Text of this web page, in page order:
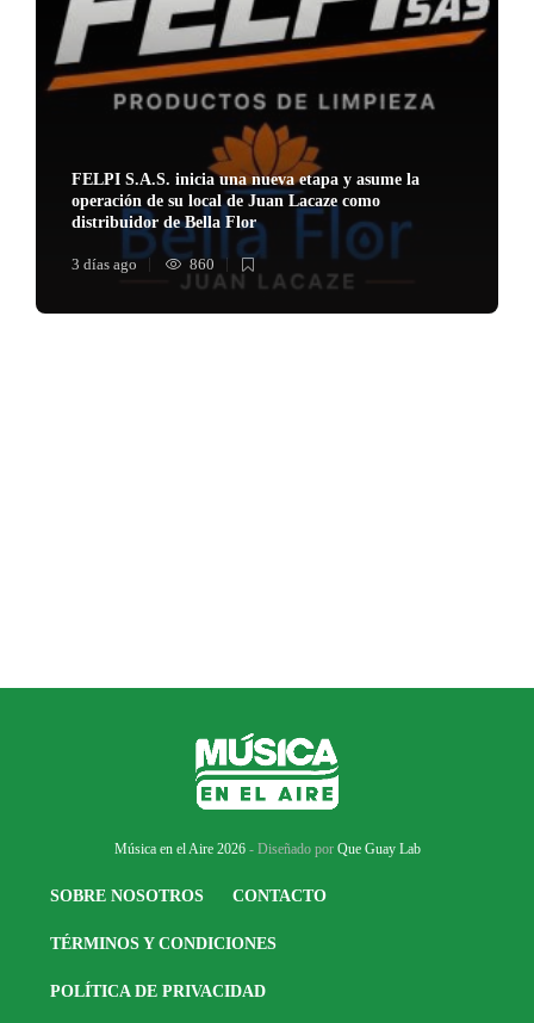
FELPI S.A.S. inicia una nueva etapa y asume la
operación de su local de Juan Lacaze como
distribuidor de Bella Flor
3 días ago 860
Música en el Aire 2026- Diseñado por Que Guay Lab
SOBRE NOSOTROS CONTACTO
TÉRMINOS Y CONDICIONES
POLÍTICA DE PRIVACIDAD